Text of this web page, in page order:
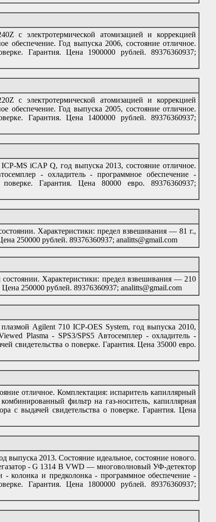
с электротермической атомизацией и коррекцией
обеспечение. Год выпуска 2006, состояние отличное.
Гарантия. Цена 1900000 рублей. 89376360937;
с электротермической атомизацией и коррекцией
обеспечение. Год выпуска 2005, состояние отличное.
Гарантия. Цена 1400000 рублей. 89376360937;
MS iCAP Q, год выпуска 2013, состояние отличное.
- охладитель - программное обеспечение -
Гарантия. Цена 80000 евро. 89376360937;
Характеристики: предел взвешивания — 81 г.,
250000 рублей. 89376360937; analitts@gmail.com
Характеристики: предел взвешивания — 210
250000 рублей. 89376360937; analitts@gmail.com
Agilent 710 ICP-OES System, год выпуска 2010,
Plasma - SPS3/SPS5 Автосемплер - охладитель -
свидетельства о поверке. Гарантия. Цена 35000 евро.
отличное. Комплектация: испаритель капиллярный
фильтр на газ-носитель, капиллярная
с выдачей свидетельства о поверке. Гарантия. Цена
2013. Состояние идеальное, состояние нового.
- G 1314 B VWD — многоволновый УФ-детектор
колонка и предколонка - программное обеспечение -
Гарантия. Цена 1800000 рублей. 89376360937;